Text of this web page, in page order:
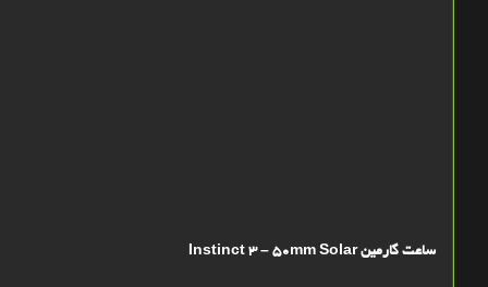
ساعت گارمین Instinct 3 – 50mm Solar